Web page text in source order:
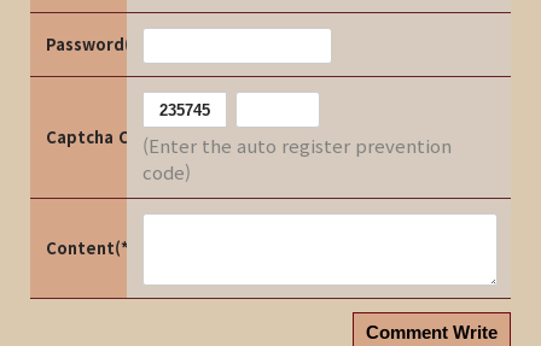
Password(*)
Captcha Code(Enter the auto register prevention
code)
Content(*)
Comment Write